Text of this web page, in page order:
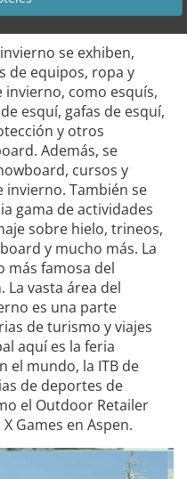
se exhiben,
de equipos, ropa y
como esquís,
esquí, gafas de esquí,
y otros
Además, se
cursos y
También se
gama de actividades
sobre hielo, trineos,
y mucho más. La
más famosa del
La vasta área del
es una parte
de turismo y viajes
aquí es la feria
el mundo, la ITB de
de deportes de
el Outdoor Retailer
Games en Aspen.